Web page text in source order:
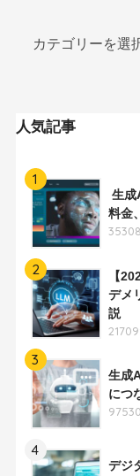
人気記事
1
生成
料金
2
【
デメ
説
3
生成
につ
4
デジ